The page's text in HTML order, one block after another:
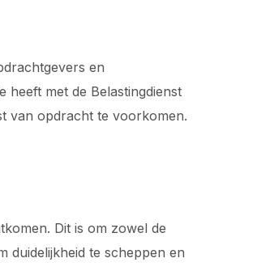
en
met de Belastingdienst
van opdracht te voorkomen.
Dit is om zowel de
duidelijkheid te scheppen en